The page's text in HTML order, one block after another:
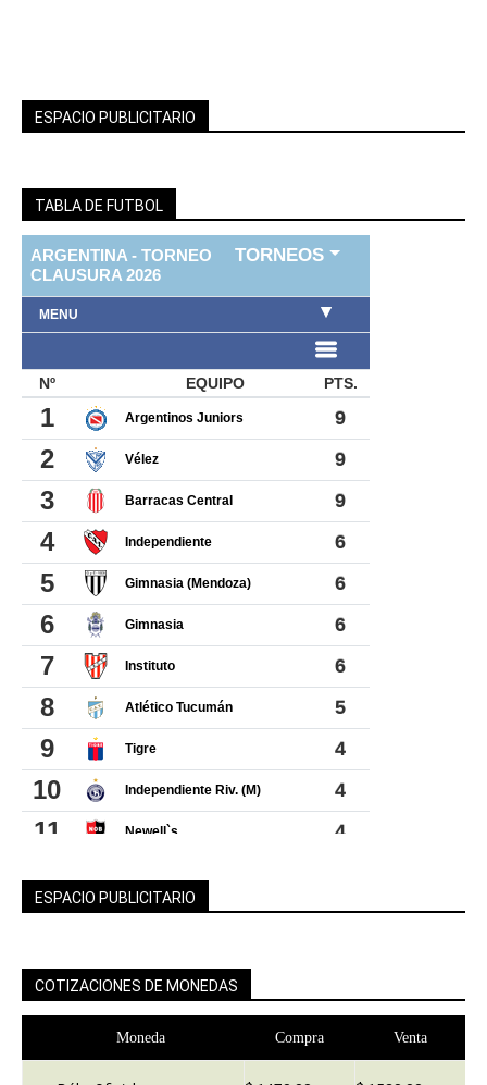
ESPACIO PUBLICITARIO
TABLA DE FUTBOL
ESPACIO PUBLICITARIO
COTIZACIONES DE MONEDAS
Moneda Compra Venta